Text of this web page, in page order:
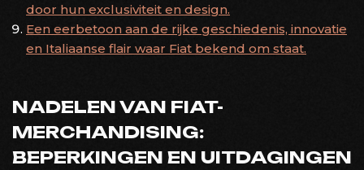
door hun exclusiviteit en design.
Een eerbetoon aan de rijke geschiedenis, innovatie
en Italiaanse flair waar Fiat bekend om staat.
NADELEN VAN FIAT-
MERCHANDISING:
BEPERKINGEN EN UITDAGINGEN